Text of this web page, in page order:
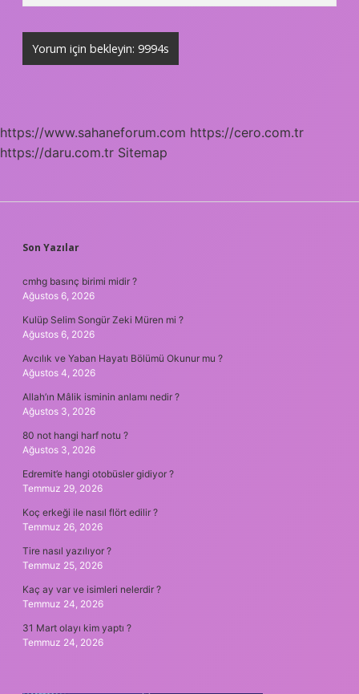
https://www.sahaneforum.com https://cero.com.tr
https://daru.com.tr Sitemap
SIDEBAR
Son Yazılar
cmhg basınç birimi midir ?
Ağustos 6, 2026
Kulüp Selim Songür Zeki Müren mi ?
Ağustos 6, 2026
Avcılık ve Yaban Hayatı Bölümü Okunur mu ?
Ağustos 4, 2026
Allah’ın Mâlik isminin anlamı nedir ?
Ağustos 3, 2026
80 not hangi harf notu ?
Ağustos 3, 2026
Edremit’e hangi otobüsler gidiyor ?
Temmuz 29, 2026
Koç erkeği ile nasıl flört edilir ?
Temmuz 26, 2026
Tire nasıl yazılıyor ?
Temmuz 25, 2026
Kaç ay var ve isimleri nelerdir ?
Temmuz 24, 2026
31 Mart olayı kim yaptı ?
Temmuz 24, 2026